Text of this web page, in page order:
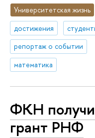
Университетская жизнь
достижения
репортаж о событии
математика
ФКН
грант РНФ